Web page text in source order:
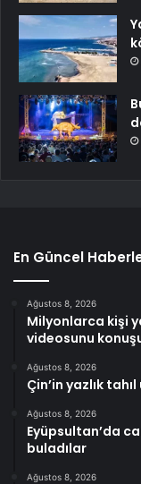
En Güncel
Ağustos 8, 2026
Milyonlarca kişi
videosunu
Ağustos 8, 2026
Çin’in yazlık
Ağustos 8, 2026
Eyüpsultan’da
buladılar
Ağustos 8, 2026